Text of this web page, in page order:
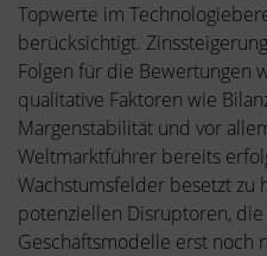
Topwerte im
berücksichtigt.
Folgen für die Bewertungen
qualitative Faktoren wie
Margenstabilität und vor
Weltmarktführer bereits
Wachstumsfelder besetzt zu
potenziellen Disruptoren,
Geschäftsmodelle erst noch